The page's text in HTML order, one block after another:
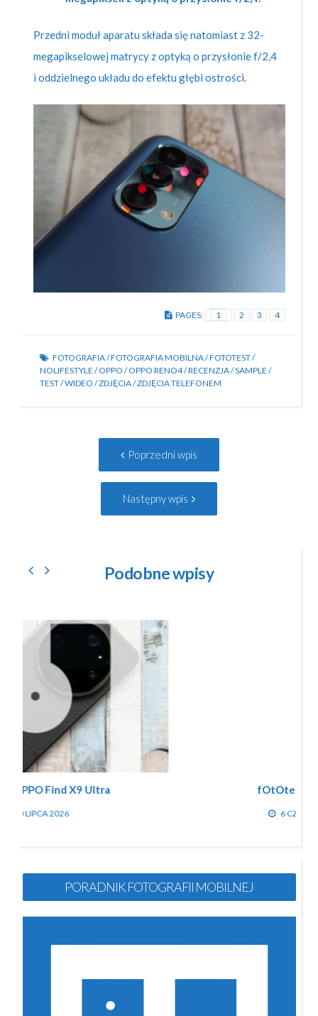
Przedni moduł aparatu składa się natomiast z 32-
megapikselowej matrycy z optyką o przysłonie f/2,4
i oddzielnego układu do efektu głębi ostrości.
PAGES: 1 2 3 4
FOTOGRAFIA/FOTOGRAFIA MOBILNA/FOTOTEST/
NOLIFESTYLE /OPPO /OPPO RENO4/RECENZJA/SAMPLE /
TEST/WIDEO /ZDJĘCIA/ZDJĘCIA TELEFONEM
Poprzedni wpis
wpis:
Następny wpis
wpis:
Podobne wpisy
fOtOtest: realme 16
PORADNIK FOTOGRAFII MOBILNEJ